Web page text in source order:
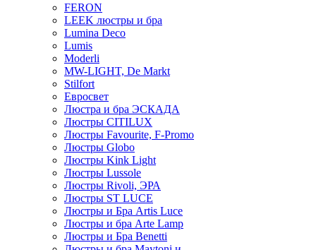
FERON
LEEK люстры и бра
Lumina Deco
Lumis
Moderli
MW-LIGHT, De Markt
Stilfort
Евросвет
Люстра и бра ЭСКАДА
Люстры CITILUX
Люстры Favourite, F-Promo
Люстры Globo
Люстры Kink Light
Люстры Lussole
Люстры Rivoli, ЭРА
Люстры ST LUCE
Люстры и Бра Artis Luce
Люстры и бра Arte Lamp
Люстры и Бра Benetti